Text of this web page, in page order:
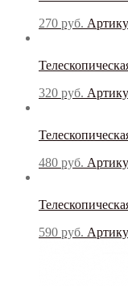
Бензиновый
Рабочая ширина, мм
Производитель
Bennett(0)
Comac(0)
270 руб.
320 руб.
480 руб.
590 руб.